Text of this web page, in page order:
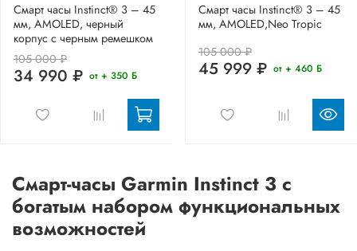
Смарт часы Instinct® 3 – 45
мм, AMOLED, черный
корпус с черным ремешком
105 000 ₽
34 990 ₽ от + 350 Б
Смарт часы Instinct® 3 – 45
мм, AMOLED,Neo Tropic
105 000 ₽
45 999 ₽ от + 460 Б
Смарт-часы Garmin Instinct 3 с
богатым набором функциональных
возможностей